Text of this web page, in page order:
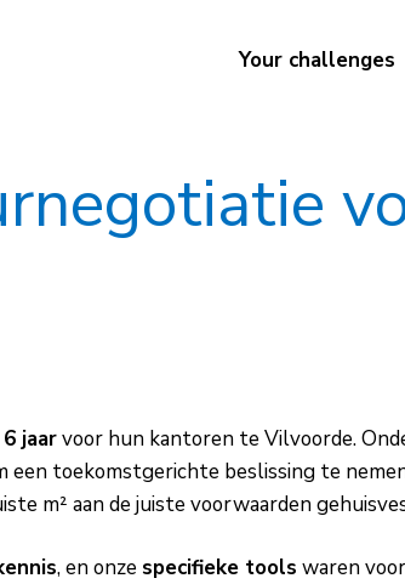
Your challenges
jaarvoor hun kantoren te Vilvoorde.
toekomstgerichte beslissing te
m² aan de juiste voorwaarden
, en onze specifieke tools waren